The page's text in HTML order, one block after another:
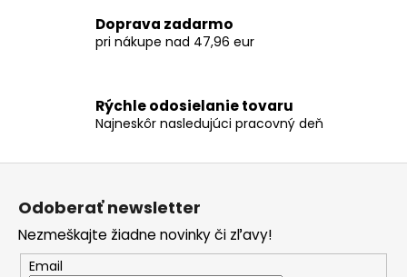
v
k
ý
p
s
Doprava zadarmo
pri nákupe nad 47,96 eur
Rýchle odosielanie tovaru
Najneskôr nasledujúci pracovný deň
Z
Odoberať newsletter
Nezmeškajte žiadne novinky či zľavy!
Email